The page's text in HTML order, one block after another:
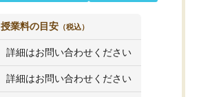
授業料の目安 （税込）
詳細はお問い合わせください
詳細はお問い合わせください